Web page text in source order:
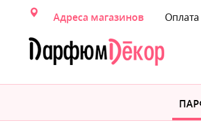
Адреса магазинов Оплата